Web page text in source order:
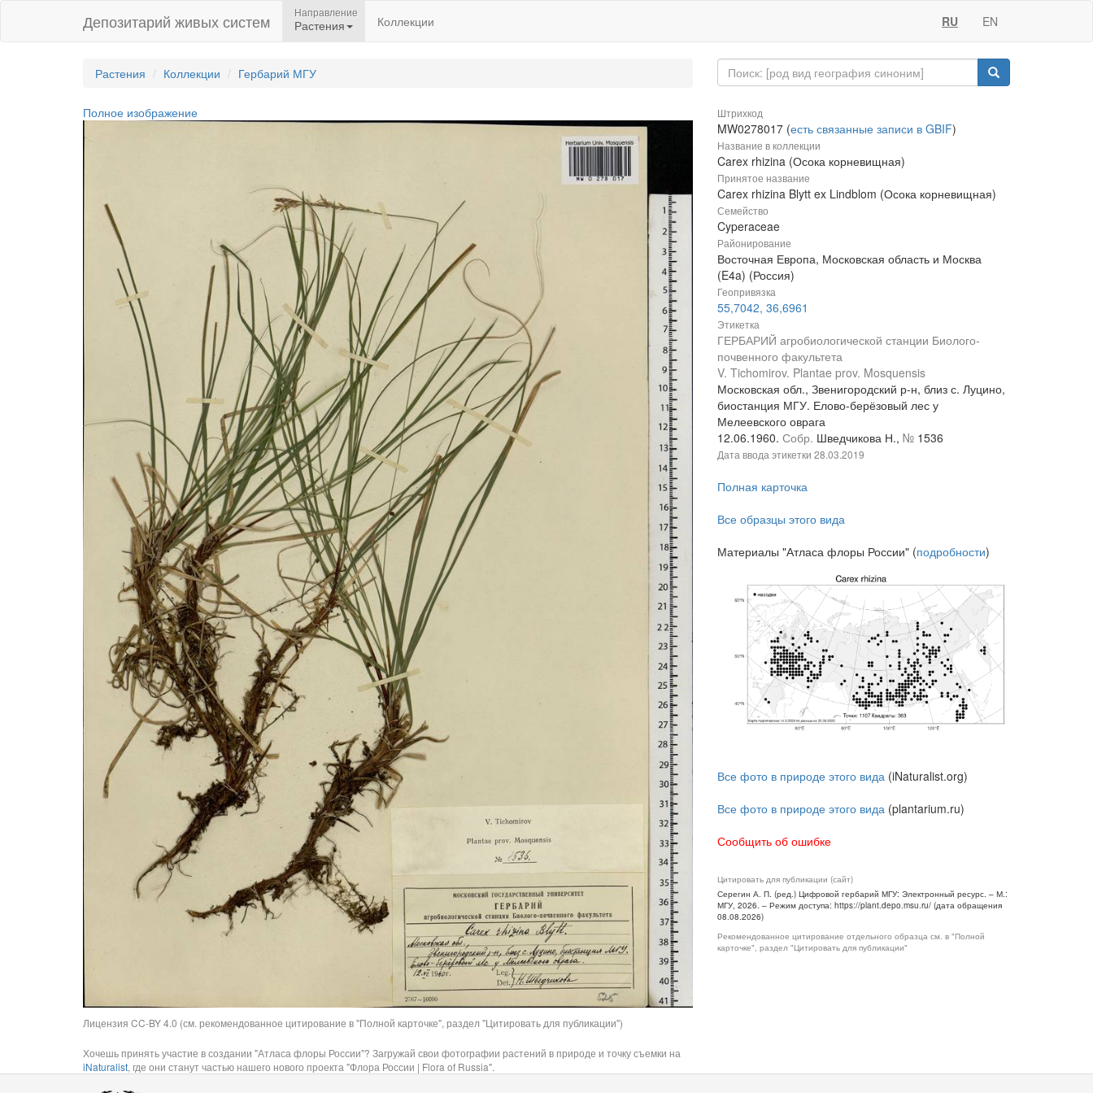
Депозитарий живых систем Направление
Растения Коллекции RU EN
Растения Коллекции Гербарий МГУ
Полное изображение
Лицензия CC-BY 4.0 (см. рекомендованное цитирование в "Полной карточке", раздел "Цитировать для публикации")
Хочешь принять участие в создании "Атласа флоры России"? Загружай свои фотографии растений в природе и точку съемки на
iNaturalist, где они станут частью нашего нового проекта "Флора России | Flora of Russia".
Штрихкод
MW0278017 (есть связанные записи в GBIF)
Название в коллекции
Carex rhizina (Осока корневищная)
Принятое название
Carex rhizina Blytt ex Lindblom (Осока корневищная)
Семейство
Cyperaceae
Районирование
Восточная Европа, Московская область и Москва
(E4a) (Россия)
Геопривязка
55,7042, 36,6961
Этикетка
ГЕРБАРИЙ агробиологической станции Биолого-
почвенного факультета
V. Tichomirov. Plantae prov. Mosquensis
Московская обл., Звенигородский р-н, близ с. Луцино,
биостанция МГУ. Елово-берёзовый лес у
Мелеевского оврага
12.06.1960. Собр. Шведчикова Н., № 1536
Дата ввода этикетки 28.03.2019
Полная карточка
Все образцы этого вида
Материалы "Атласа флоры России" (подробности)
Все фото в природе этого вида (iNaturalist.org)
Все фото в природе этого вида (plantarium.ru)
Сообщить об ошибке
Цитировать для публикации (сайт)
Серегин А. П. (ред.) Цифровой гербарий МГУ: Электронный ресурс. – М.:
МГУ, 2026. – Режим доступа: https://plant.depo.msu.ru/ (дата обращения
08.08.2026)
Рекомендованное цитирование отдельного образца см. в "Полной
карточке", раздел "Цитировать для публикации"